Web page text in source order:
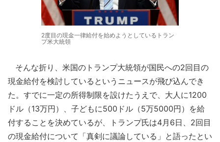
2度目の現金一律給付を始めようとしているトラン
プ米大統領
そんな折り、米国のトランプ大統領が国民への2回目の
現金給付を検討しているというニュースが飛び込んでき
た。すでに一定の所得制限を設けたうえで、大人に1200
ドル（13万円）、子どもに500ドル（5万5000円）を給
付することを決めているが、トランプ氏は4月6日、2回目
の現金給付について「真剣に議論している」と語ったとい